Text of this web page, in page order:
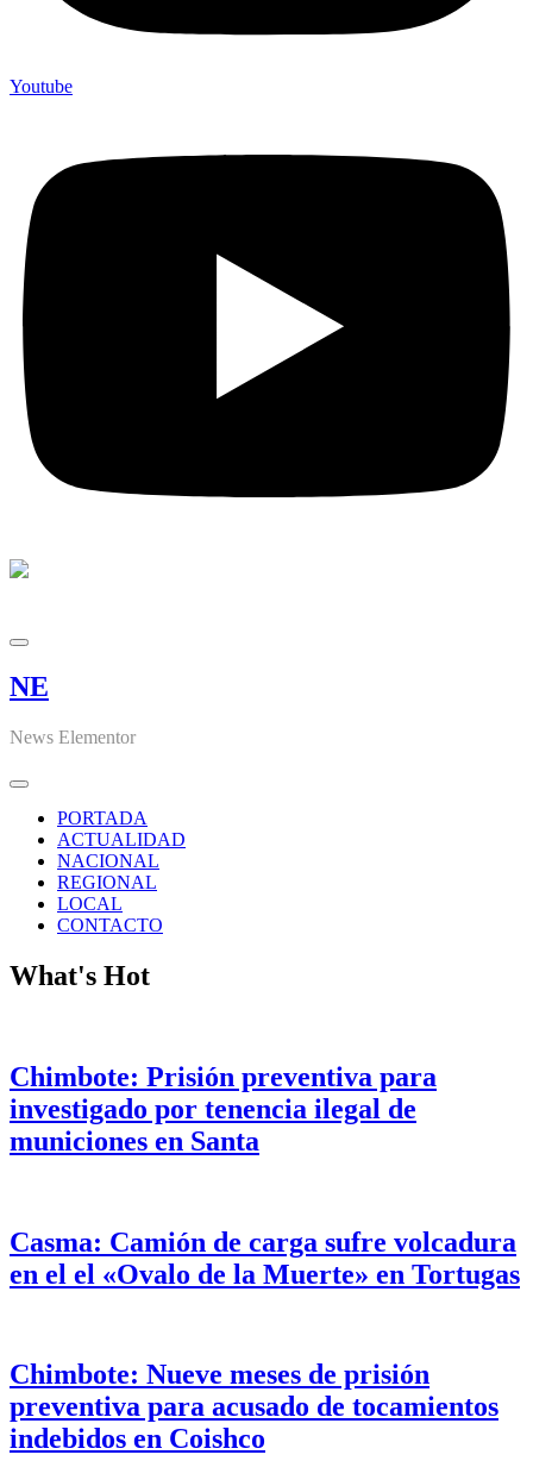
Youtube
NE
News Elementor
PORTADA
ACTUALIDAD
NACIONAL
REGIONAL
LOCAL
CONTACTO
What's Hot
Chimbote: Prisión preventiva para
investigado por tenencia ilegal de
municiones en Santa
Casma: Camión de carga sufre volcadura
en el el «Ovalo de la Muerte» en Tortugas
Chimbote: Nueve meses de prisión
preventiva para acusado de tocamientos
indebidos en Coishco